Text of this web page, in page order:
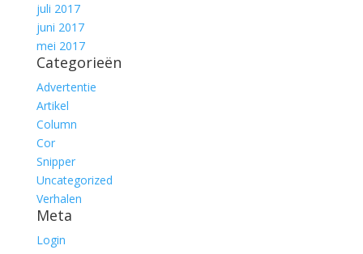
juli 2017
juni 2017
mei 2017
Categorieën
Advertentie
Artikel
Column
Cor
Snipper
Uncategorized
Verhalen
Meta
Login